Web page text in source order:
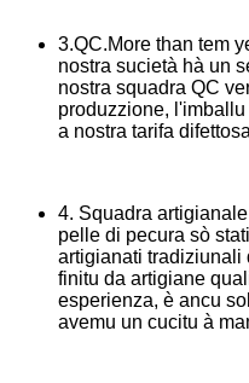
3.QC.More than tem
nostra sucietà hà un
nostra squadra QC
produzzione,
a nostra tarifa
4. Squadra
pelle di pecura sò
artigianati tradiziunali
finitu da artigiane
esperienza, è ancu
avemu un cucitu à